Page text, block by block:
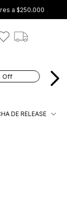
a $250.000
Off
DE RELEASE